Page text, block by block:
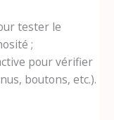
tester le
;
pour vérifier
boutons, etc.).